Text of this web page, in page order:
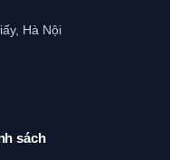
Hà Nội
sách